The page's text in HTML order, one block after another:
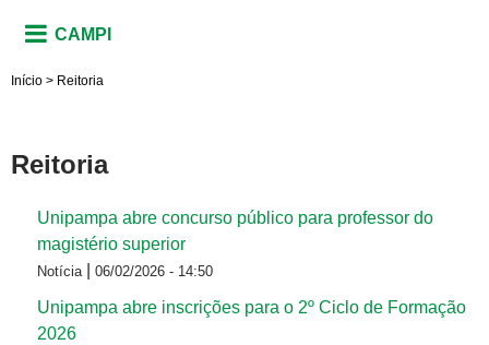
CAMPI
Início > Reitoria
Reitoria
Unipampa abre concurso público para professor do
magistério superior
Notícia 06/02/2026 - 14:50
Unipampa abre inscrições para o 2º Ciclo de Formação
2026